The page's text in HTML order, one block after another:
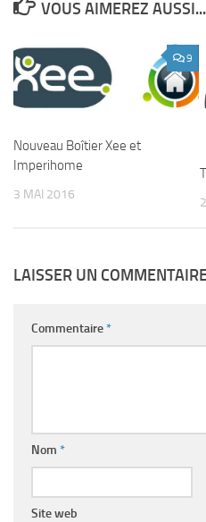
VOUS AIMEREZ AUSSI...
9
Nouveau Boîtier Xee et
Imperihome
3 MAI 2016
LAISSER UN
Commentaire*
Nom *
Site web